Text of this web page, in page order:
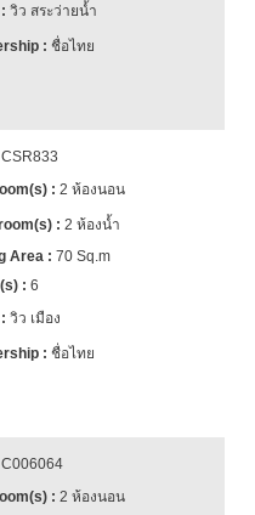
วิว สระว่ายน้ำ
ชื่อไทย
CSR833
2 ห้องนอน
2 ห้องน้ำ
70 Sq.m
6
วิว เมือง
ชื่อไทย
C006064
2 ห้องนอน